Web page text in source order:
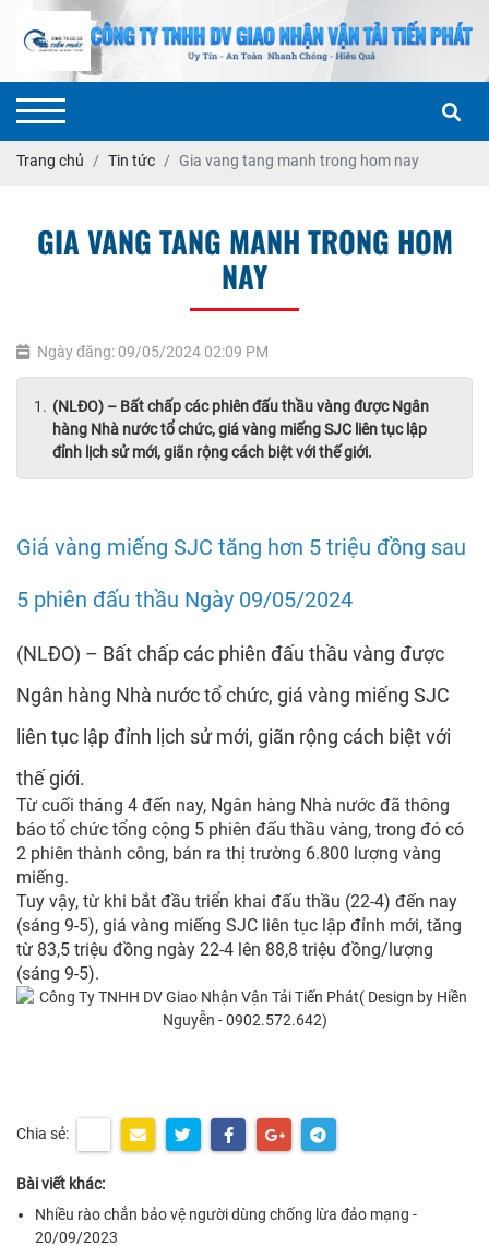
Trang chủ Tin tức Gia vang tang manh trong hom nay
GIA VANG TANG MANH TRONG HOM
NAY
Ngày đăng: 09/05/2024 02:09 PM
(NLĐO) – Bất chấp các phiên đấu thầu vàng được Ngân
hàng Nhà nước tổ chức, giá vàng miếng SJC liên tục lập
đỉnh lịch sử mới, giãn rộng cách biệt với thế giới.
Giá vàng miếng SJC tăng hơn 5 triệu đồng sau
5 phiên đấu thầu Ngày 09/05/2024
(NLĐO) – Bất chấp các phiên đấu thầu vàng được
Ngân hàng Nhà nước tổ chức, giá vàng miếng SJC
liên tục lập đỉnh lịch sử mới, giãn rộng cách biệt với
thế giới.
Từ cuối tháng 4 đến nay, Ngân hàng Nhà nước đã thông
báo tổ chức tổng cộng 5 phiên đấu thầu vàng, trong đó có
2 phiên thành công, bán ra thị trường 6.800 lượng vàng
miếng.
Tuy vậy, từ khi bắt đầu triển khai đấu thầu (22-4) đến nay
(sáng 9-5), giá vàng miếng SJC liên tục lập đỉnh mới, tăng
từ 83,5 triệu đồng ngày 22-4 lên 88,8 triệu đồng/lượng
(sáng 9-5).
Chia sẻ:
Bài viết khác:
Nhiều rào chắn bảo vệ người dùng chống lừa đảo mạng -
20/09/2023